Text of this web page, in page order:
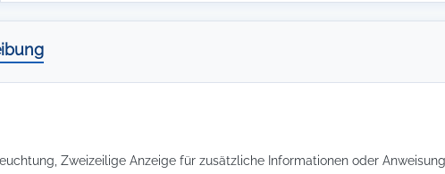
Zweizeilige Anzeige für zusätzliche Informationen oder